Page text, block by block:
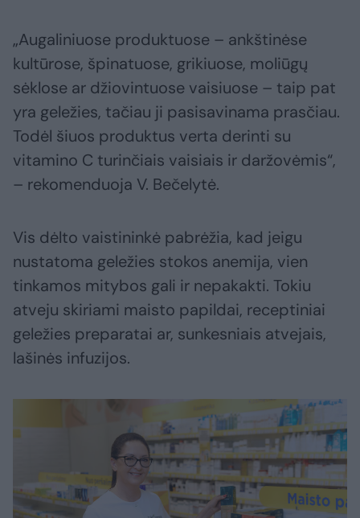
„Augaliniuose produktuose – ankštinėse
kultūrose, špinatuose, grikiuose, moliūgų
sėklose ar džiovintuose vaisiuose – taip pat
yra geležies, tačiau ji pasisavinama prasčiau.
Todėl šiuos produktus verta derinti su
vitamino C turinčiais vaisiais ir daržovėmis“,
– rekomenduoja V. Bečelytė.
Vis dėlto vaistininkė pabrėžia, kad jeigu
nustatoma geležies stokos anemija, vien
tinkamos mitybos gali ir nepakakti. Tokiu
atveju skiriami maisto papildai, receptiniai
geležies preparatai ar, sunkesniais atvejais,
lašinės infuzijos.